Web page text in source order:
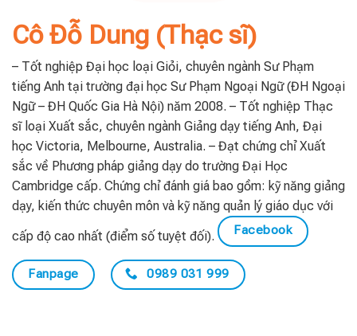
Cô Đỗ Dung (Thạc sĩ)
– Tốt nghiệp Đại học loại Giỏi, chuyên ngành Sư Phạm
tiếng Anh tại trường đại học Sư Phạm Ngoại Ngữ (ĐH Ngoại
Ngữ – ĐH Quốc Gia Hà Nội) năm 2008. – Tốt nghiệp Thạc
sĩ loại Xuất sắc, chuyên ngành Giảng dạy tiếng Anh, Đại
học Victoria, Melbourne, Australia. – Đạt chứng chỉ Xuất
sắc về Phương pháp giảng dạy do trường Đại Học
Cambridge cấp. Chứng chỉ đánh giá bao gồm: kỹ năng giảng
dạy, kiến thức chuyên môn và kỹ năng quản lý giáo dục với
cấp độ cao nhất (điểm số tuyệt đối). Facebook
Fanpage 0989 031 999